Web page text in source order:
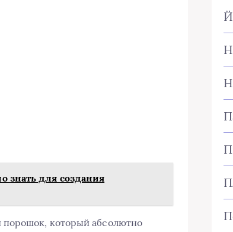
знать для создания
порошок, который абсолютно